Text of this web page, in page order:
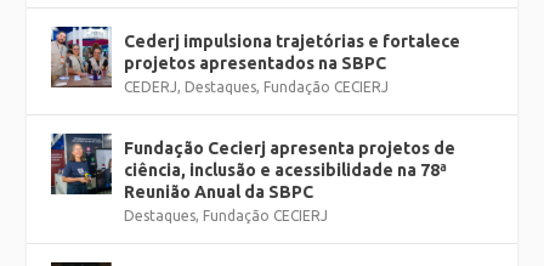
Cederj impulsiona trajetórias e fortalece
projetos apresentados na SBPC
CEDERJ, Destaques, Fundação CECIERJ
Fundação Cecierj apresenta projetos de
ciência, inclusão e acessibilidade na 78ª
Reunião Anual da SBPC
Destaques, Fundação CECIERJ